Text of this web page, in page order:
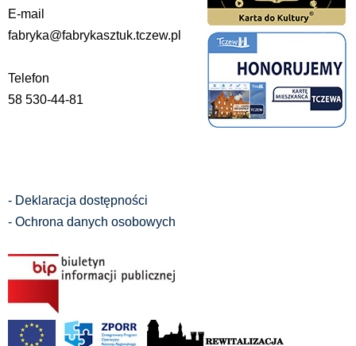
E-mail
fabryka@fabrykasztuk.tczew.pl
Telefon
58 530-44-81
- Deklaracja dostępności
- Ochrona danych osobowych